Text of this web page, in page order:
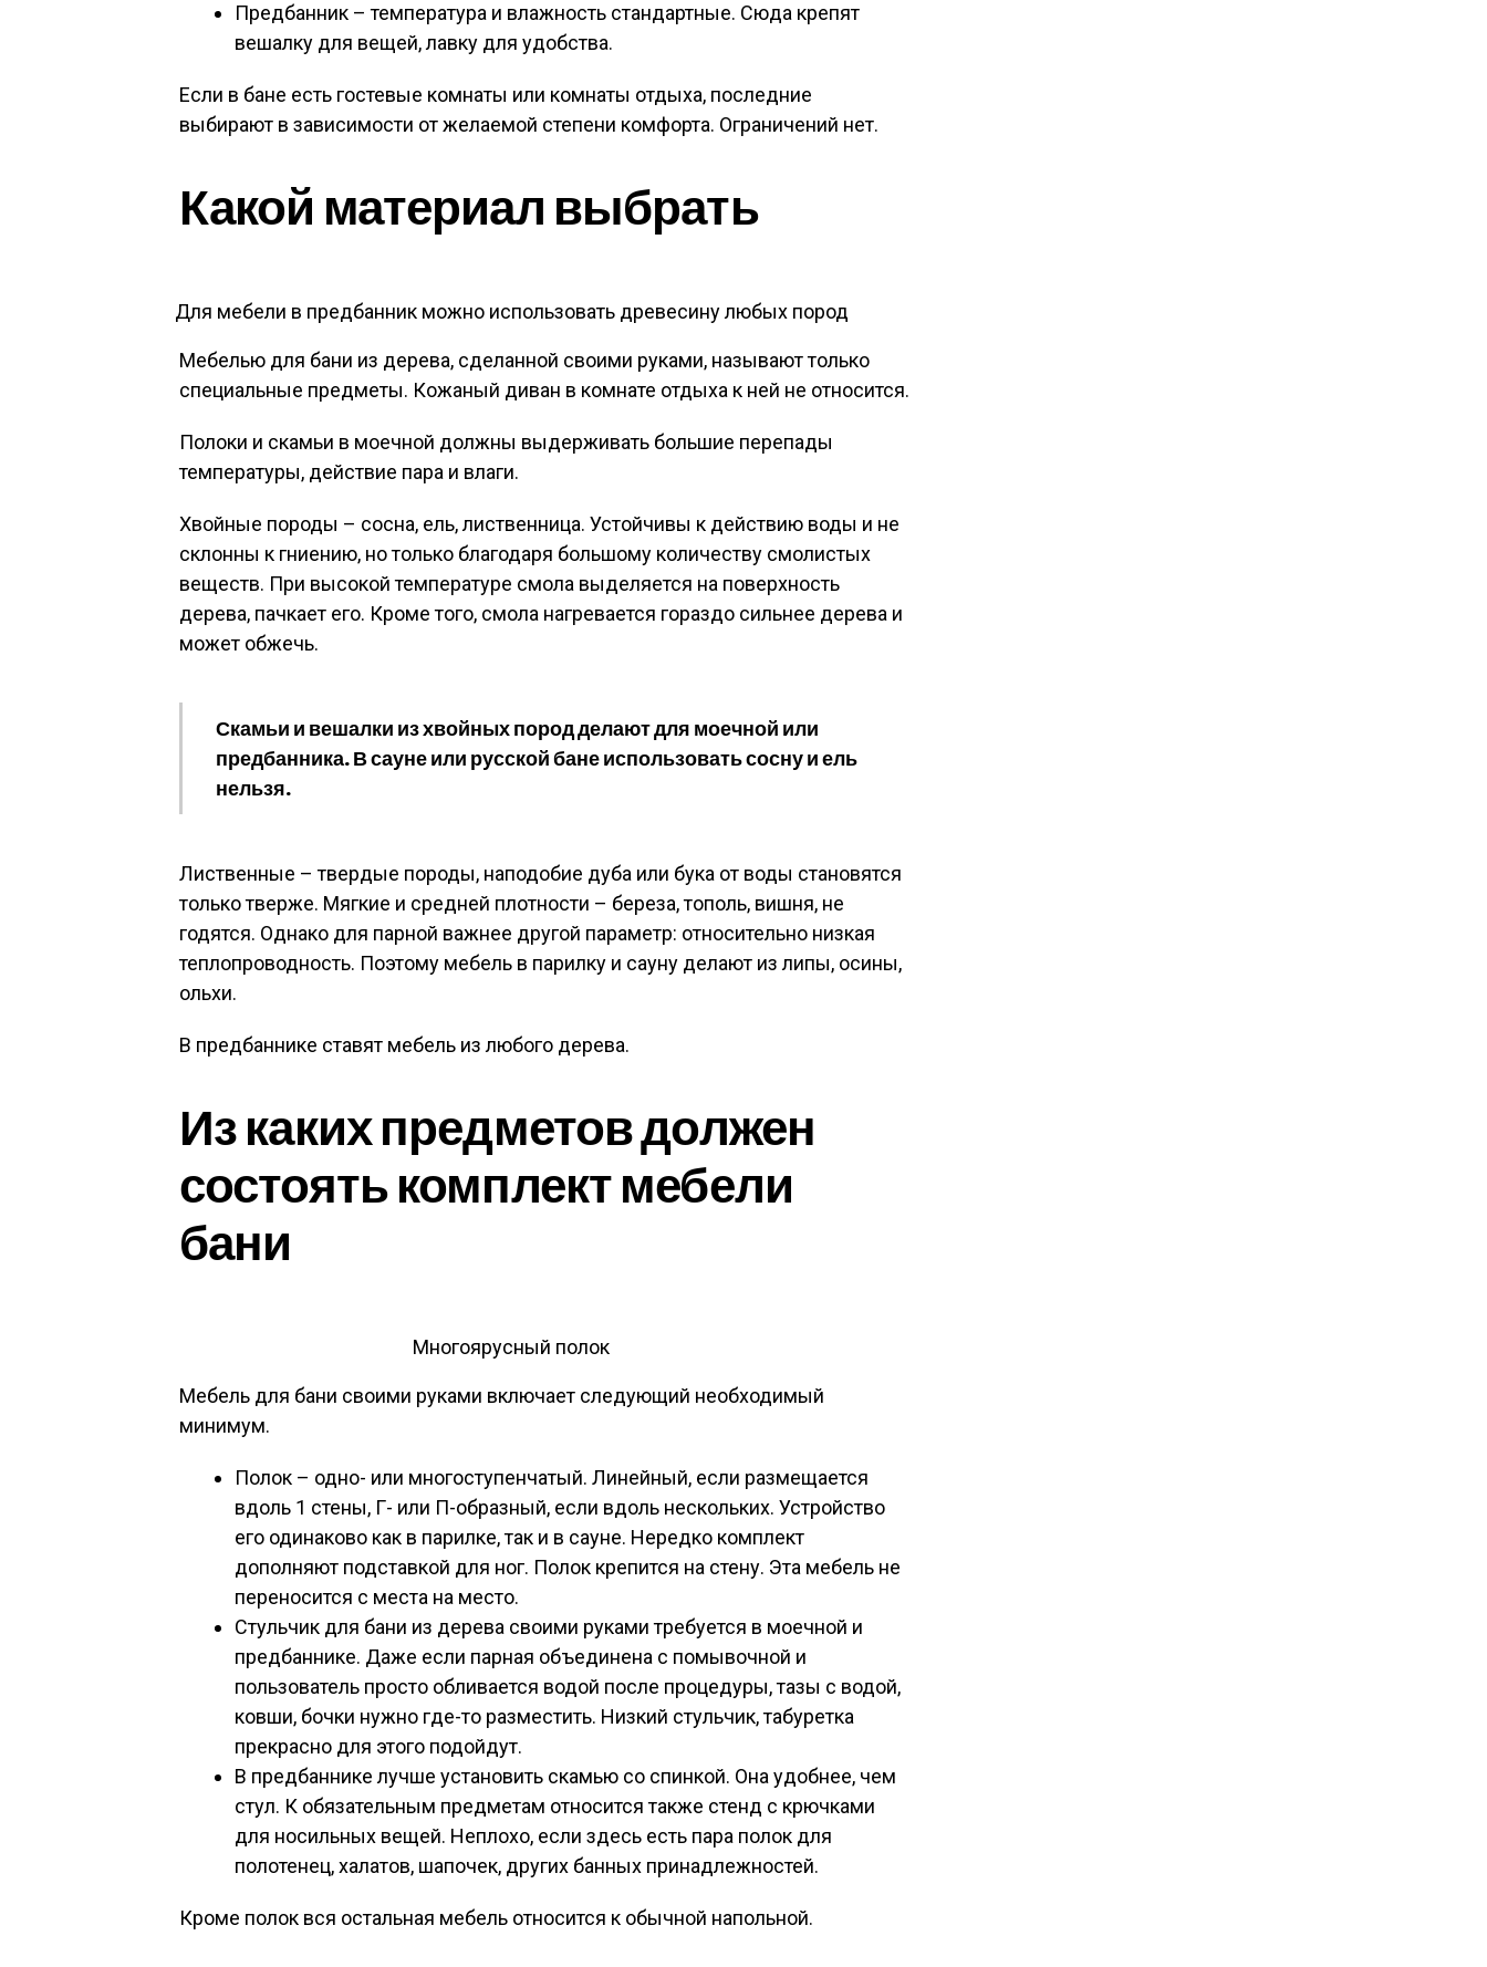
Предбанник – температура и влажность стандартные. Сюда крепят
вешалку для вещей, лавку для удобства.
Если в бане есть гостевые комнаты или комнаты отдыха, последние
выбирают в зависимости от желаемой степени комфорта. Ограничений нет.
Какой материал выбрать
Для мебели в предбанник можно использовать древесину любых пород
Мебелью для бани из дерева, сделанной своими руками, называют только
специальные предметы. Кожаный диван в комнате отдыха к ней не относится.
Полоки и скамьи в моечной должны выдерживать большие перепады
температуры, действие пара и влаги.
Хвойные породы – сосна, ель, лиственница. Устойчивы к действию воды и не
склонны к гниению, но только благодаря большому количеству смолистых
веществ. При высокой температуре смола выделяется на поверхность
дерева, пачкает его. Кроме того, смола нагревается гораздо сильнее дерева и
может обжечь.
Скамьи и вешалки из хвойных пород делают для моечной или
предбанника. В сауне или русской бане использовать сосну и ель
нельзя.
Лиственные – твердые породы, наподобие дуба или бука от воды становятся
только тверже. Мягкие и средней плотности – береза, тополь, вишня, не
годятся. Однако для парной важнее другой параметр: относительно низкая
теплопроводность. Поэтому мебель в парилку и сауну делают из липы, осины,
ольхи.
В предбаннике ставят мебель из любого дерева.
Из каких предметов должен
состоять комплект мебели
бани
Многоярусный полок
Мебель для бани своими руками включает следующий необходимый
минимум.
Полок – одно- или многоступенчатый. Линейный, если размещается
вдоль 1 стены, Г- или П-образный, если вдоль нескольких. Устройство
его одинаково как в парилке, так и в сауне. Нередко комплект
дополняют подставкой для ног. Полок крепится на стену. Эта мебель не
переносится с места на место.
Стульчик для бани из дерева своими руками требуется в моечной и
предбаннике. Даже если парная объединена с помывочной и
пользователь просто обливается водой после процедуры, тазы с водой,
ковши, бочки нужно где-то разместить. Низкий стульчик, табуретка
прекрасно для этого подойдут.
В предбаннике лучше установить скамью со спинкой. Она удобнее, чем
стул. К обязательным предметам относится также стенд с крючками
для носильных вещей. Неплохо, если здесь есть пара полок для
полотенец, халатов, шапочек, других банных принадлежностей.
Кроме полок вся остальная мебель относится к обычной напольной.